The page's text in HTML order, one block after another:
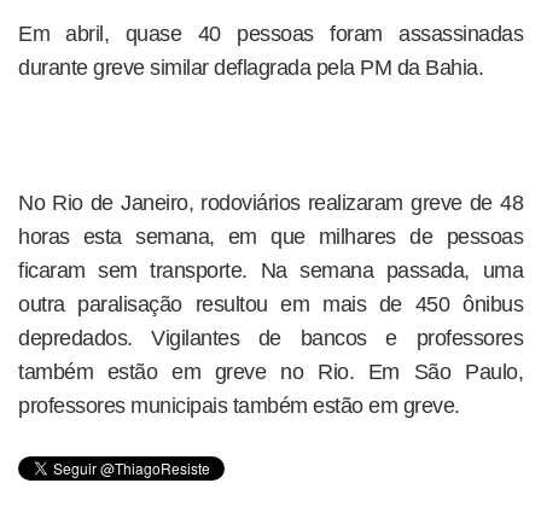
Em abril, quase 40 pessoas foram assassinadas
durante greve similar deflagrada pela PM da Bahia.
No Rio de Janeiro, rodoviários realizaram greve de 48
horas esta semana, em que milhares de pessoas
ficaram sem transporte. Na semana passada, uma
outra paralisação resultou em mais de 450 ônibus
depredados. Vigilantes de bancos e professores
também estão em greve no Rio. Em São Paulo,
professores municipais também estão em greve.